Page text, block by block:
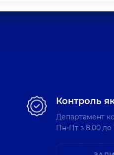
Контроль
Департамент
Пн-Пт з 8:00 до